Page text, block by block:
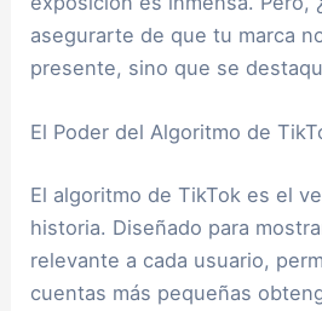
asegurarte de que tu marca
presente, sino que se
El Poder del Algoritmo de
El algoritmo de TikTok es el
historia. Diseñado para
relevante a cada usuario,
cuentas más pequeñas